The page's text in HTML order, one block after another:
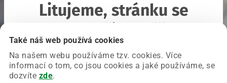
Také náš web používá cookies
Na našem webu používáme tzv. cookies. Více
informací o tom, co jsou cookies a jaké používáme, se
dozvíte zde.
Litujeme, stránku se
Chyba nastala na naší straně a už ji opravujeme.
Zkuste prosím znovu načíst požadovanou stránku.